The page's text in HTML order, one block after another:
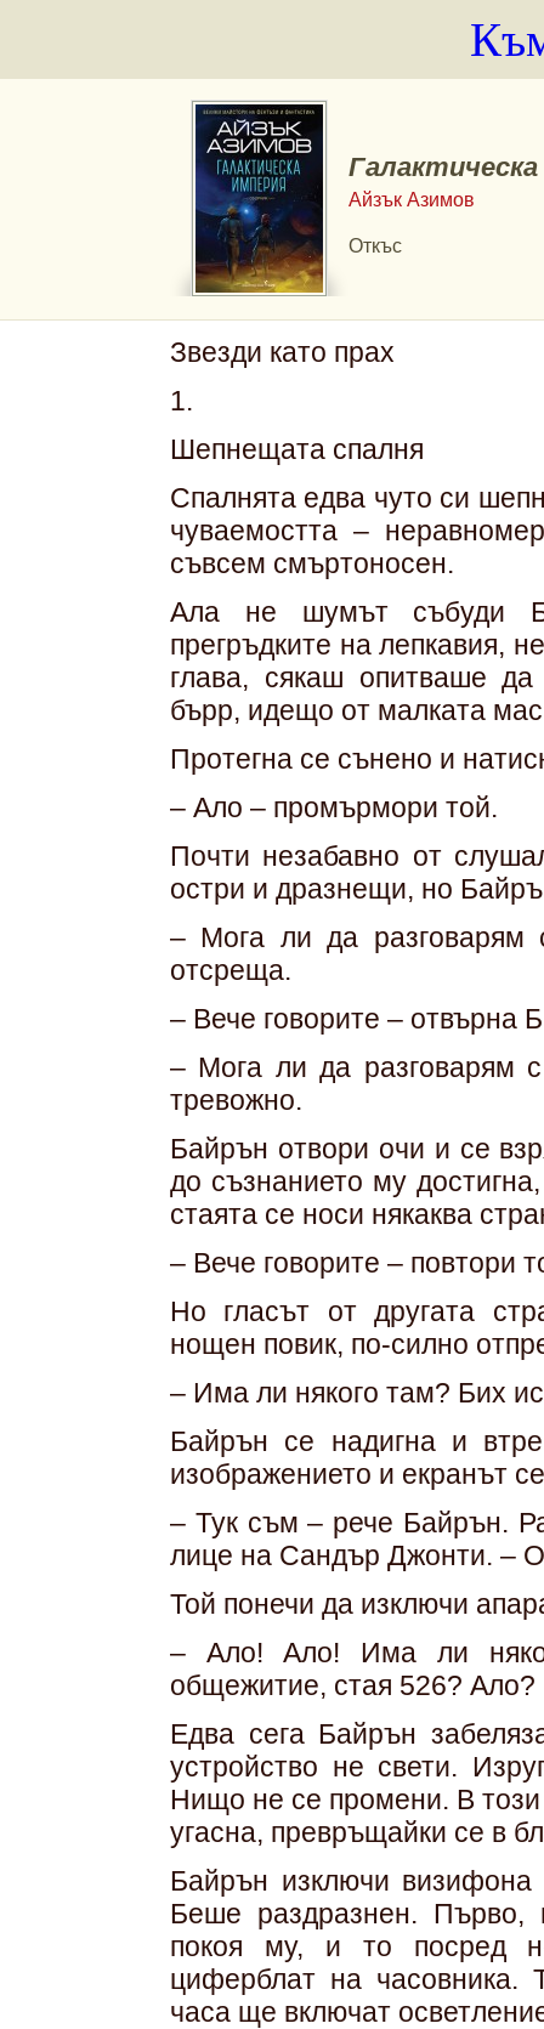
Айзък Азимов
Откъс
Звезди като прах
1.
Шепнещата спалня
Спалнята едва чуто си
чуваемостта –
съвсем смъртоносен.
Ала не шумът събуди
прегръдките на лепкавия,
глава, сякаш опитваше
бърр, идещо от малката
Протегна се сънено и
– Ало – промърмори той.
Почти незабавно от
остри и дразнещи, но
– Мога ли да разговарям
отсреща.
– Вече говорите – отвърна
– Мога ли да разговарям
тревожно.
Байрън отвори очи и се
до съзнанието му
стаята се носи някаква
– Вече говорите – повтори
Но гласът от другата
нощен повик, по-силно
– Има ли някого там? Бих
Байрън се надигна и
изображението и екранът
– Тук съм – рече Байрън.
лице на Сандър Джонти. –
Той понечи да изключи
– Ало! Ало! Има ли
общежитие, стая 526? Ало?
Едва сега Байрън
устройство не свети.
Нищо не се промени. В
угасна, превръщайки се в
Байрън изключи визифона
Беше раздразнен.
покоя му, и то посред
циферблат на часовника.
часа ще включат